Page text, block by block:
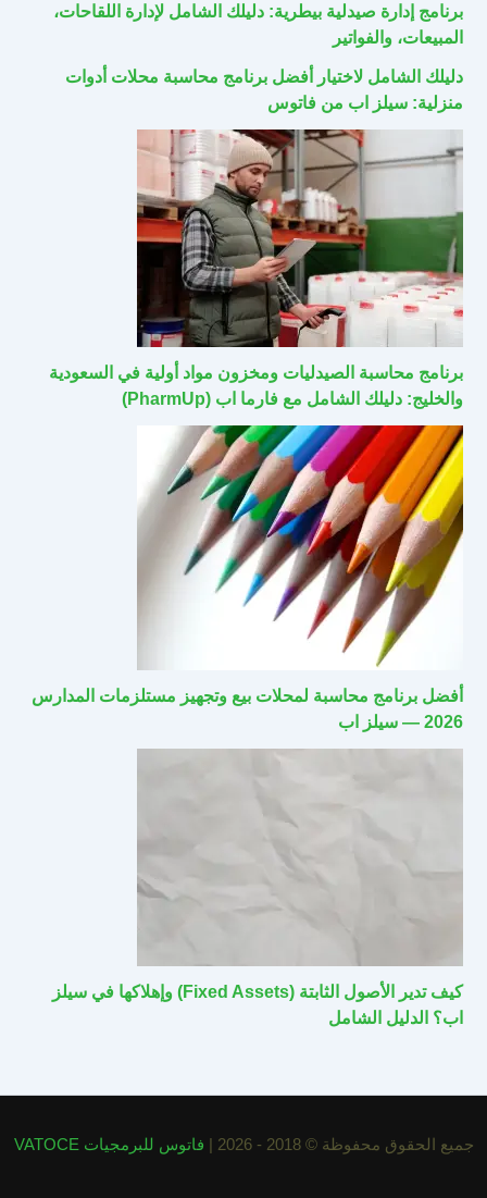
برنامج إدارة صيدلية بيطرية: دليلك الشامل لإدارة اللقاحات،
المبيعات، والفواتير
دليلك الشامل لاختيار أفضل برنامج محاسبة محلات أدوات
منزلية: سيلز اب من فاتوس
برنامج محاسبة الصيدليات ومخزون مواد أولية في السعودية
والخليج: دليلك الشامل مع فارما اب (PharmUp)
أفضل برنامج محاسبة لمحلات بيع وتجهيز مستلزمات المدارس
2026 — سيلز اب
كيف تدير الأصول الثابتة (Fixed Assets) وإهلاكها في سيلز
اب؟ الدليل الشامل
جميع الحقوق محفوظة © 2018 - 2026 | فاتوس للبرمجيات VATOCE